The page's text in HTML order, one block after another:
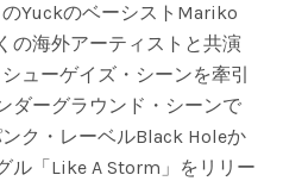
YuckのベーシストMariko
の海外アーティストと共演
ューゲイズ・シーンを牽引
ダーグラウンド・シーンで
ク・レーベルBlack Holeか
ル「Like A Storm」をリリー